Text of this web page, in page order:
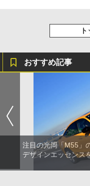
おすすめ記事
注目の光岡「M55」
デザインエッセンス